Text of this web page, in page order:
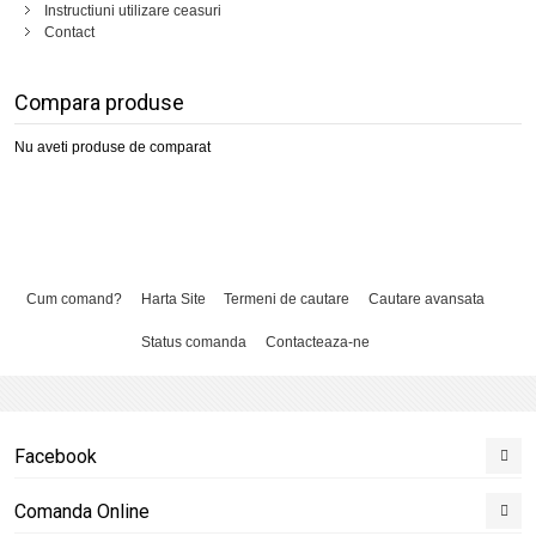
Instructiuni utilizare ceasuri
Contact
Compara produse
Nu aveti produse de comparat
Cum comand? Harta Site Termeni de cautare Cautare avansata
Status comanda Contacteaza-ne
Facebook
Comanda Online